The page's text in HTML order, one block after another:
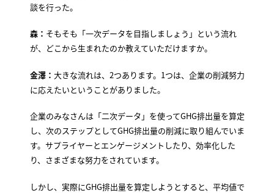
談を行った。
森： そもそも「一次データを目指しましょう」という流れ
が、どこから生まれたのか教えていただけますか。
金澤： 大きな流れは、2つあります。1つは、企業の削減努力
に応えたいということがありました。
企業のみなさんは「二次データ」を使ってGHG排出量を算定
し、次のステップとしてGHG排出量の削減に取り組んでいま
す。サプライヤーとエンゲージメントしたり、効率化した
り、さまざまな努力をされています。
しかし、実際にGHG排出量を算定しようとすると、平均値で